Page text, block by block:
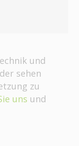
und
sehen
zu
uns und